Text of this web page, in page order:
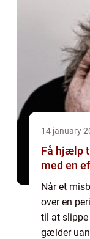
14 january
Få hjælp
med en
Når et
over en
til at
gælder